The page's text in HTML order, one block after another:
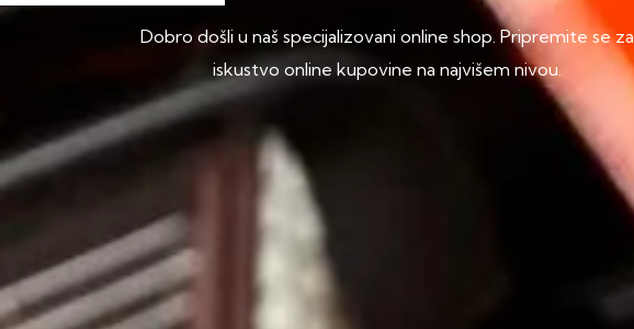
Dobro došli u naš specijalizovani online shop. Pripremite se za
iskustvo online kupovine na najvišem nivou.